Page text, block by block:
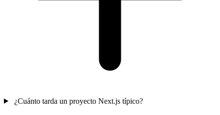
¿Cuánto tarda un proyecto Next.js típico?